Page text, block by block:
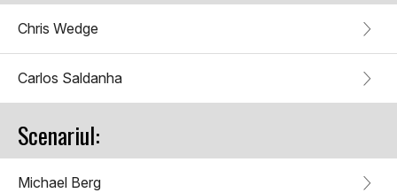
Chris Wedge
Carlos Saldanha
Scenariul:
Michael Berg